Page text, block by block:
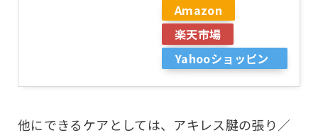
Amazon
楽天市場
Yahooショッピン
他にできるケアとしては、アキレス腱の張り／